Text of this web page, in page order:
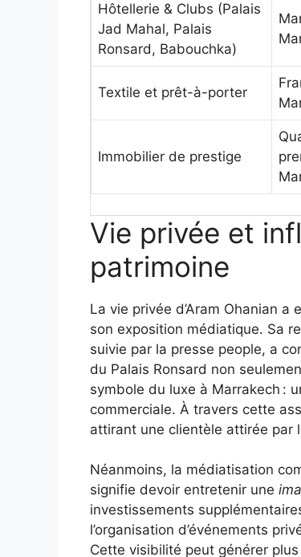
Hôtellerie & Clubs (Palais
Jad Mahal, Palais
Ronsard, Babouchka)
Textile et prêt-à-porter
Immobilier de prestige
Vie privée et
patrimoine
La vie privée d’Aram Ohanian
son exposition médiatique. Sa
suivie par la presse people, a
du Palais Ronsard non
symbole du luxe à Marrakech :
commerciale. À travers cette
attirant une clientèle attirée par
Néanmoins, la médiatisation
signifie devoir entretenir une
investissements
l’organisation d’événements
Cette visibilité peut générer